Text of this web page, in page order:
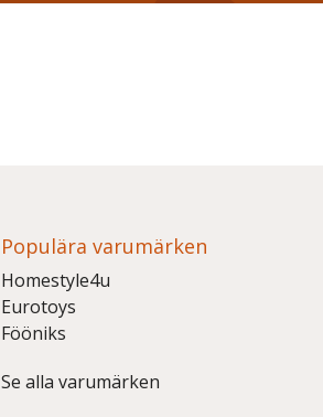
Populära varumärken
Homestyle4u
Eurotoys
Fööniks
Se alla varumärken